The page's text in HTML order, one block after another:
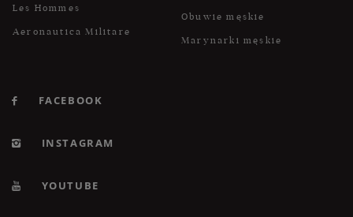
Les Hommes
Aeronautica Militare
Obuwie męskie
Marynarki męskie
FACEBOOK
INSTAGRAM
YOUTUBE